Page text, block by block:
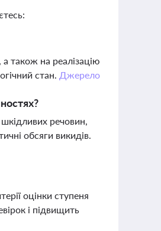
також на реалізацію
стан. Джерело
речовин,
обсяги викидів.
оцінки ступеня
і підвищить